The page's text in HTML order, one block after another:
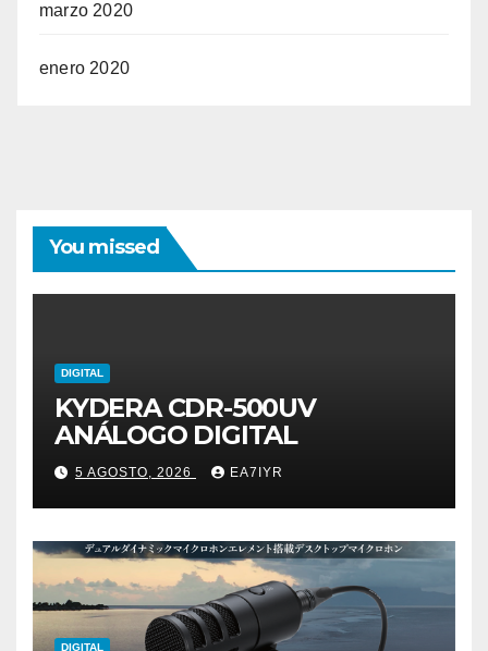
marzo 2020
enero 2020
You missed
DIGITAL
KYDERA CDR-500UV
ANÁLOGO DIGITAL
5 AGOSTO, 2026 EA7IYR
DIGITAL